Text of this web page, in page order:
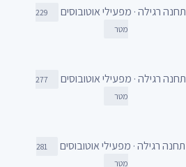
תחנה רגילה · מפעילי אוטובוסים
229
מטר
תחנה רגילה · מפעילי אוטובוסים
277
מטר
תחנה רגילה · מפעילי אוטובוסים
281
מטר